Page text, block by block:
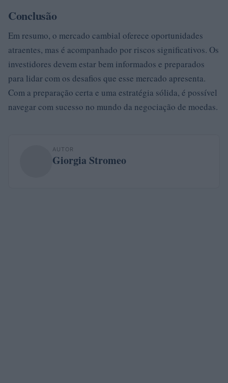
Conclusão
Em resumo, o mercado cambial oferece oportunidades
atraentes, mas é acompanhado por riscos significativos. Os
investidores devem estar bem informados e preparados
para lidar com os desafios que esse mercado apresenta.
Com a preparação certa e uma estratégia sólida, é possível
navegar com sucesso no mundo da negociação de moedas.
AUTOR
Giorgia Stromeo